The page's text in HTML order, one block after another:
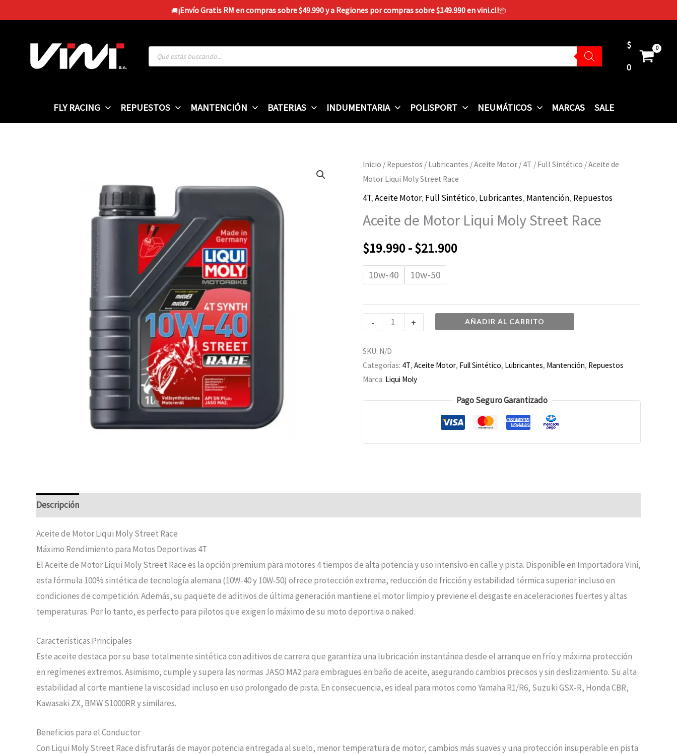
al
🚚¡Envío Gratis RM en compras sobre $49.990 y a Regiones por compras sobre $149.990 en vini.cl!📦
Búsqueda
productos
$
0
FLY RACING REPUESTOS MANTENCIÓN BATERIAS INDUMENTARIA POLISPORT NEUMÁTICOS MARCAS SALE
Inicio / Repuestos / Lubricantes /Aceite Motor / 4T / Full Sintético / Aceite de
Motor Liqui Moly Street Race
4T,Aceite Motor, Full Sintético, Lubricantes, Mantención, Repuestos
Aceite de Motor Liqui Moly Street Race
$19.990-$21.900
Rango
de
precios:
$21.900
10w-40 10w-50
-
Aceite
de
Motor
Moly
Street
Race
cantidad
+ AÑADIR AL CARRITO
SKU: N/D
Categorías: 4T, Aceite Motor, Full Sintético, Lubricantes, Mantención, Repuestos
Marca: Liqui Moly
Pago Seguro Garantizado
Descripción
Aceite de Motor Liqui Moly Street Race
Máximo Rendimiento para Motos Deportivas 4T
El Aceite de Motor Liqui Moly Street Race es la opción premium para motores 4 tiempos de alta potencia y uso intensivo en calle y pista. Disponible en Importadora Vini,
esta fórmula 100% sintética de tecnología alemana (10W-40 y 10W-50) ofrece protección extrema, reducción de fricción y estabilidad térmica superior incluso en
condiciones de competición. Además, su paquete de aditivos de última generación mantiene el motor limpio y previene el desgaste en aceleraciones fuertes y altas
temperaturas. Por lo tanto, es perfecto para pilotos que exigen lo máximo de su moto deportiva o naked.
Características Principales
Este aceite destaca por su base totalmente sintética con aditivos de carrera que garantiza una lubricación instantánea desde el arranque en frío y máxima protección
en regímenes extremos. Asimismo, cumple y supera las normas JASO MA2 para embragues en baño de aceite, asegurando cambios precisos y sin deslizamiento. Su alta
estabilidad al corte mantiene la viscosidad incluso en uso prolongado de pista. En consecuencia, es ideal para motos como Yamaha R1/R6, Suzuki GSX-R, Honda CBR,
Kawasaki ZX, BMW S1000RR y similares.
Beneficios para el Conductor
Con Liqui Moly Street Race disfrutarás de mayor potencia entregada al suelo, menor temperatura de motor, cambios más suaves y una protección insuperable en pista